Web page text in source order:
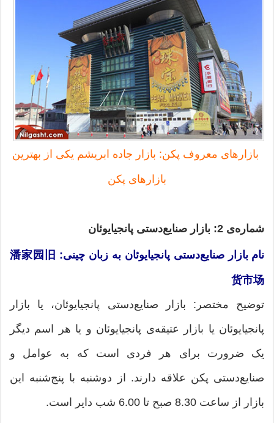
بازارهای معروف پکن: بازار جاده ابریشم یکی از بهترین
بازارهای پکن
شماره‌ی 2: بازار صنایع‌دستی پانجیایوئان
نام بازار صنایع‌دستی پانجیایوئان به زبان چینی: 潘家园旧
货市场
توضیح مختصر: بازار صنایع‌دستی پانجیایوئان، یا بازار
پانجیایوئان یا بازار عتیقه‌ی پانجیایوئان و یا هر اسم دیگر
یک ضرورت برای هر فردی است که به عوامل و
صنایع‌دستی پکن علاقه دارند. از دوشنبه با پنج‌شنبه این
بازار از ساعت 8.30 صبح تا 6.00 شب دایر است.